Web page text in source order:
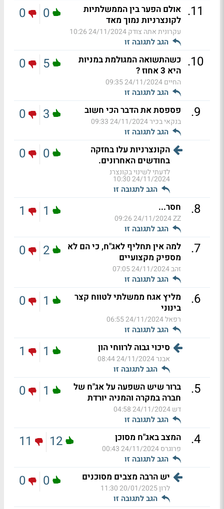
11
. אולם הפער בין הממשלתיות
לקונצרניות נמוך מאד
עקרונית אתה צודק24/11/2024 10:26
הגב לתגובה זו
0
0
10
. כשהתשואה המגולמת במניות
היא 3 אחוז ?
החיים24/11/2024 09:35
הגב לתגובה זו
5
0
9
. פספסת את הדבר הכי חשוב
בנקאי בכיר24/11/2024 09:33
הגב לתגובה זו
3
0
הקונצרניות עלו בחזקה
בחודשים האחרונים.
לדעתי לשינוי בקונצרנ
24/11/2024 10:30
הגב לתגובה זו
0
0
8
. חסר...
ZZ
24/11/2024 09:26
הגב לתגובה זו
1
1
7
.
למה אין תחליף לאג"ח, כי הם לא
מספיק מקצועיים
זהב24/11/2024 07:05
הגב לתגובה זו
2
0
6
.
מליץ אגח ממשלתי לטווח קצר
בינוני
רפאל24/11/2024 06:55
הגב לתגובה זו
1
0
סיכוי גבוה לרווחי הון
אבנר24/11/2024 08:44
הגב לתגובה זו
1
1
5
.
ברור שיש השפעה על אג"ח של
חברה במקרה והמניה יורדת
דש24/11/2024 04:58
הגב לתגובה זו
1
0
4
. המצב באג"ח מסוכן
פרוגרס24/11/2024 00:43
הגב לתגובה זו
12
11
יש הרבה מצבים מסוכנים
לרון20/01/2025 11:30
הגב לתגובה זו
0
0